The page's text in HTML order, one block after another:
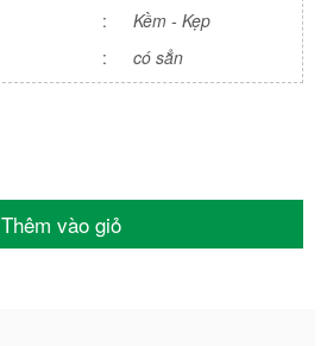
:
Kềm - Kẹp
: có sẳn
Thêm vào giỏ